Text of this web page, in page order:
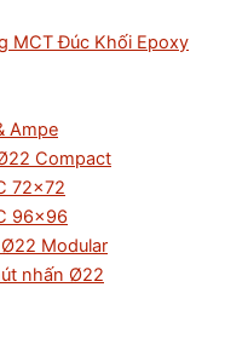
MCT Đúc Khối Epoxy
Ampe
Compact
72×72
96×96
Modular
nhấn Ø22